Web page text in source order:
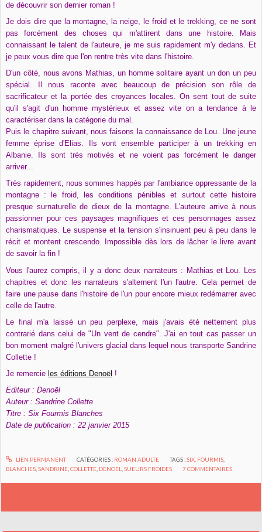
de découvrir son dernier roman !
Je dois dire que la montagne, la neige, le froid et le trekking, ce ne sont
pas forcément des choses qui m'attirent dans une histoire. Mais
connaissant le talent de l'auteure, je me suis rapidement m'y dedans. Et
je peux vous dire que l'on rentre très vite dans l'histoire.
D'un côté, nous avons Mathias, un homme solitaire ayant un don un peu
spécial. Il nous raconte avec beaucoup de précision son rôle de
sacrificateur et la portée des croyances locales. On sent tout de suite
qu'il s'agit d'un homme mystérieux et assez vite on a tendance à le
caractériser dans la catégorie du mal.
Puis le chapitre suivant, nous faisons la connaissance de Lou. Une jeune
femme éprise d'Elias. Ils vont ensemble participer à un trekking en
Albanie. Ils sont très motivés et ne voient pas forcément le danger
arriver...
Très rapidement, nous sommes happés par l'ambiance oppressante de la
montagne : le froid, les conditions pénibles et surtout cette histoire
presque surnaturelle de dieux de la montagne. L'auteure arrive à nous
passionner pour ces paysages magnifiques et ces personnages assez
charismatiques. Le suspense et la tension s'insinuent peu à peu dans le
récit et montent crescendo. Impossible dès lors de lâcher le livre avant
de savoir la fin !
Vous l'aurez compris, il y a donc deux narrateurs : Mathias et Lou. Les
chapitres et donc les narrateurs s'alternent l'un l'autre. Cela permet de
faire une pause dans l'histoire de l'un pour encore mieux redémarrer avec
celle de l'autre.
Le final m'a laissé un peu perplexe, mais j'avais été nettement plus
contrarié dans celui de "Un vent de cendre". J'ai en tout cas passer un
bon moment malgré l'univers glacial dans lequel nous transporte Sandrine
Collette !
Je remercie les éditions Denoël !
Editeur : Denoël
Auteur : Sandrine Collette
Titre : Six Fourmis Blanches
Date de publication : 22 janvier 2015
LIEN PERMANENT CATÉGORIES : ROMAN ADULTE TAGS :SIX FOURMIS
BLANCHES ,SANDRINE ,COLLETTE DENOËL ,SUEURS FROIDES 7COMMENTAIRES